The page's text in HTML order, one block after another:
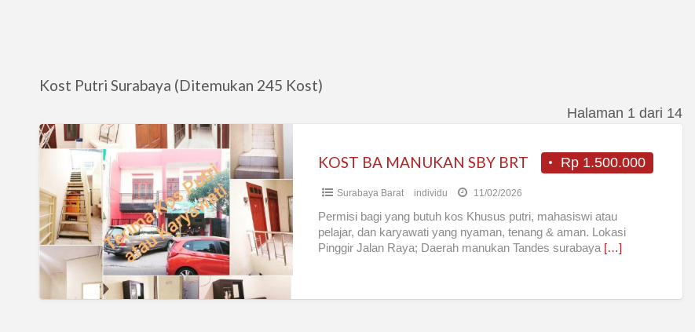
Kost Putri Surabaya (Ditemukan 245 Kost)
Halaman 1 dari 14
KOST
BA
MANUKAN
SBY
BRT
Rp 1.500.000
KOST BA MANUKAN SBY BRT
Surabaya Barat individu 11/02/2026
Permisi bagi yang butuh kos Khusus putri, mahasiswi atau
pelajar, dan karyawati yang nyaman, tenang & aman. Lokasi
Pinggir Jalan Raya; Daerah manukan Tandes surabaya […]